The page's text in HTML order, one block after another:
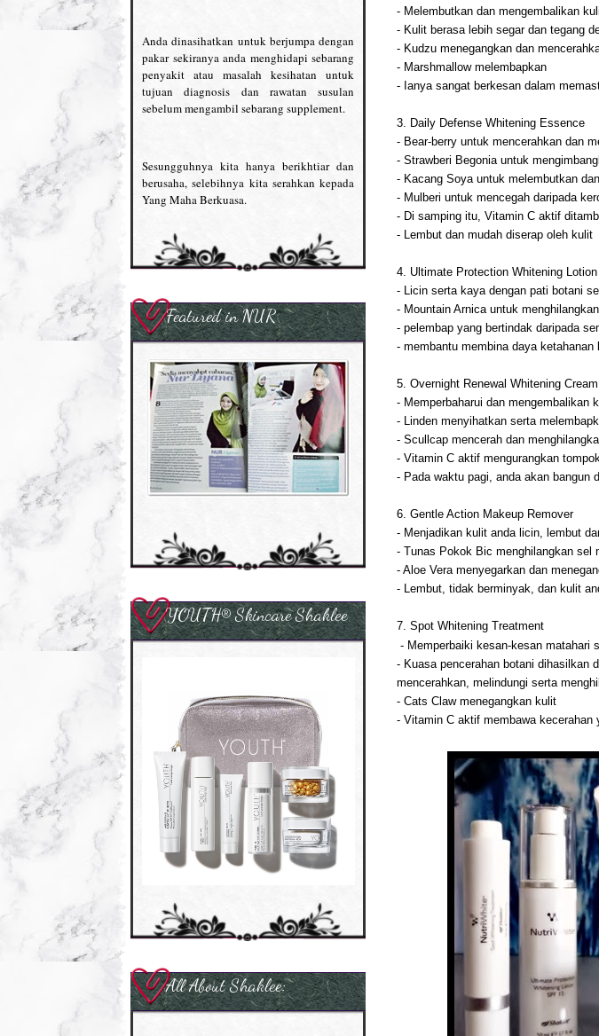
- Melembutkan dan mengembalikan
- Kulit berasa lebih segar dan tegang
- Kudzu menegangkan dan
- Marshmallow melembapkan
- Ianya sangat berkesan dalam
3. Daily Defense Whitening Essence
- Bear-berry untuk mencerahkan dan
- Strawberi Begonia untuk
- Kacang Soya untuk melembutkan
- Mulberi untuk mencegah daripada
- Di samping itu, Vitamin C aktif
- Lembut dan mudah diserap oleh kulit
4. Ultimate Protection Whitening Lotion
- Licin serta kaya dengan pati botani
- Mountain Arnica untuk
- pelembap yang bertindak daripada
- membantu membina daya
5. Overnight Renewal Whitening Cream
- Memperbaharui dan mengembalikan
- Linden menyihatkan serta
- Scullcap mencerah dan
- Vitamin C aktif mengurangkan
- Pada waktu pagi, anda akan bangun
6. Gentle Action Makeup Remover
- Menjadikan kulit anda licin, lembut
- Tunas Pokok Bic menghilangkan sel
- Aloe Vera menyegarkan dan
- Lembut, tidak berminyak, dan kulit
7. Spot Whitening Treatment
- Memperbaiki kesan-kesan matahari
- Kuasa pencerahan botani dihasilkan
mencerahkan, melindungi serta
- Cats Claw menegangkan kulit
- Vitamin C aktif membawa kecerahan
Anda dinasihatkan untuk berjumpa dengan
pakar sekiranya anda menghidapi sebarang
penyakit atau masalah kesihatan untuk
tujuan diagnosis dan rawatan susulan
sebelum mengambil sebarang supplement.
Sesungguhnya kita hanya berikhtiar dan
berusaha, selebihnya kita serahkan kepada
Yang Maha Berkuasa.
Featured in NUR
YOUTH® Skincare Shaklee
All About Shaklee: